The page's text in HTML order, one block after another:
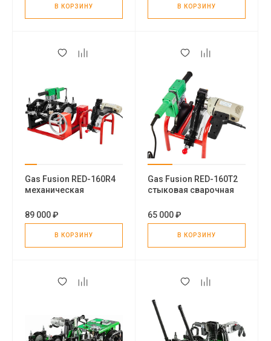
В КОРЗИНУ В КОРЗИНУ
Gas Fusion RED-160R4
механическая
машина
89 000 ₽
В КОРЗИНУ
Gas Fusion RED-160T2
стыковая сварочная
65 000 ₽
В КОРЗИНУ